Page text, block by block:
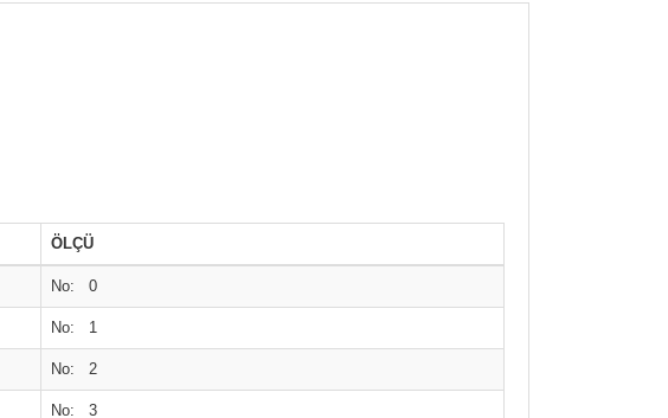
ÖLÇÜ
No: 0
No: 1
No: 2
No: 3